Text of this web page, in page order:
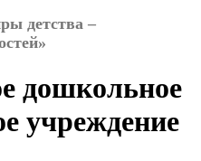
детства –
дошкольное
учреждение